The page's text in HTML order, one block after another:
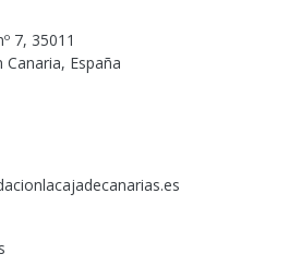
7, 35011
Canaria, España